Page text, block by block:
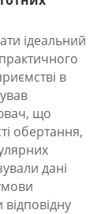
ідеальний
в
що
обертання,
дані